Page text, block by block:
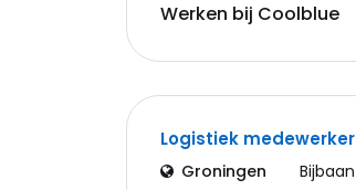
Werken bij Coolblue
Logistiek medewerker
Groningen Bijbaan